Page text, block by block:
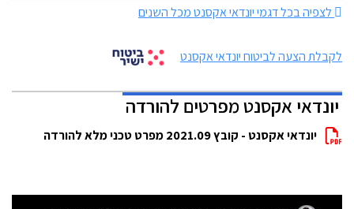
לצפיה בכל דגמי יונדאי אקסנט מכל השנים
לקבלת הצעה לביטוח יונדאי אקסנט
יונדאי אקסנט מפרטים להורדה
יונדאי אקסנט - קובץ 2021.09 מפרט טכני מלא להורדה